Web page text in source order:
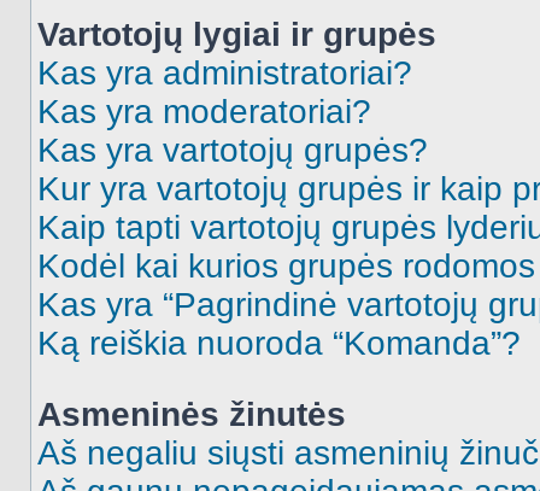
Vartotojų lygiai ir grupės
Kas yra administratoriai?
Kas yra moderatoriai?
Kas yra vartotojų grupės?
Kur yra vartotojų grupės ir kaip
Kaip tapti vartotojų grupės
Kodėl kai kurios grupės
Kas yra “Pagrindinė vartotojų
Ką reiškia nuoroda “Komanda”?
Asmeninės žinutės
Aš negaliu siųsti asmeninių